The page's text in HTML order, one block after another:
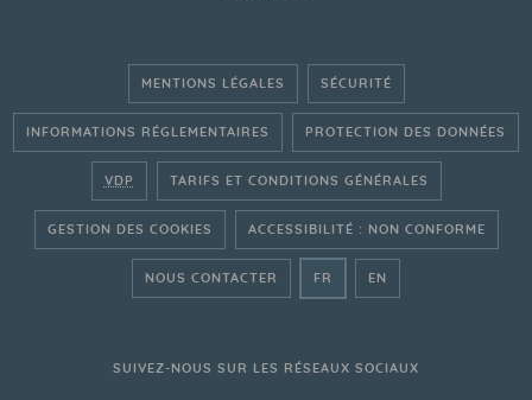
MENTIONS LÉGALES SÉCURITÉ
INFORMATIONS RÉGLEMENTAIRES PROTECTION DES DONNÉES
VDP TARIFS ET CONDITIONS GÉNÉRALES
GESTION DES COOKIES ACCESSIBILITÉ : NON CONFORME
NOUS CONTACTER FR - ALLER SUR LE SITE
EN
SUIVEZ-NOUS SUR LES RÉSEAUX SOCIAUX